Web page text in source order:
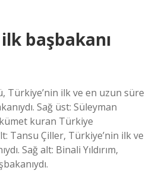
başbakanı
Türkiye’nin ilk ve en uzun süre
Sağ üst: Süleyman
kuran Türkiye
Tansu Çiller, Türkiye’nin ilk ve
Sağ alt: Binali Yıldırım,